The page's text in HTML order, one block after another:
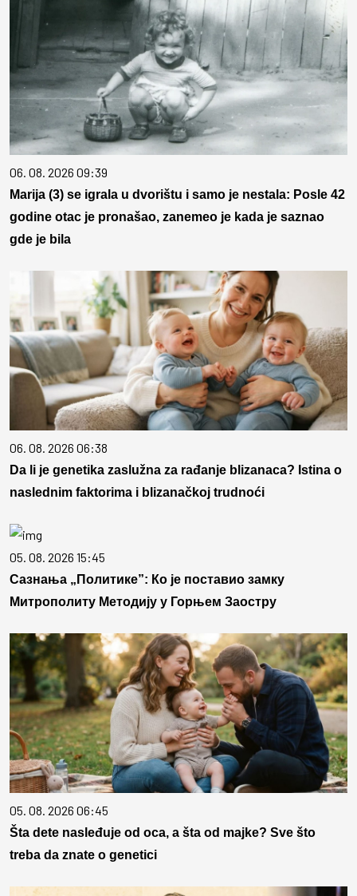
06. 08. 2026 09:39
Marija (3) se igrala u dvorištu i samo je nestala: Posle 42
godine otac je pronašao, zanemeo je kada je saznao
gde je bila
06. 08. 2026 06:38
Da li je genetika zaslužna za rađanje blizanaca? Istina o
naslednim faktorima i blizanačkoj trudnoći
05. 08. 2026 15:45
Сазнања „Политике”: Ко је поставио замку
Митрополиту Методију у Горњем Заостру
05. 08. 2026 06:45
Šta dete nasleđuje od oca, a šta od majke? Sve što
treba da znate o genetici